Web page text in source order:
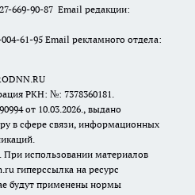
669-90-87 Email редакции:
61-95 Email рекламного отдела:
РКН: №: 7378360181.
от 10.03.2026., выдано
в сфере связи, информационных
При использовании материалов
гиперссылка на ресурс
будут применены нормы